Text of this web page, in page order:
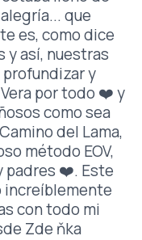
que
es, como dice
y así, nuestras
y
por todo ❤️ y
como sea
del Lama,
método EOV,
padres ❤️. Este
increíblemente
con todo mi
Zde ňka